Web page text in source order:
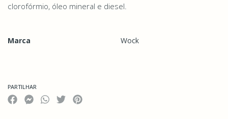
clorofórmio, óleo mineral e diesel.
Marca
Wock
PARTILHAR